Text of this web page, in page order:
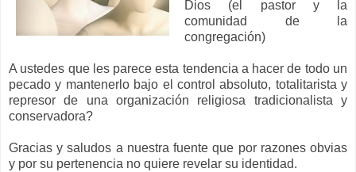
Dios (el pastor y la
comunidad de la
congregación)
A ustedes que les parece esta tendencia a hacer de todo un
pecado y mantenerlo bajo el control absoluto, totalitarista y
represor de una organización religiosa tradicionalista y
conservadora?
Gracias y saludos a nuestra fuente que por razones obvias
y por su pertenencia no quiere revelar su identidad.